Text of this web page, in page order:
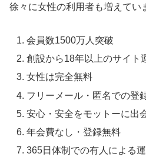
徐々に女性の利用者も増えてい
会員数1500万人突破
創設から18年以上のサイト
女性は完全無料
フリーメール・匿名での登
安心・安全をモットーに出
年会費なし・登録無料
365日体制での有人による